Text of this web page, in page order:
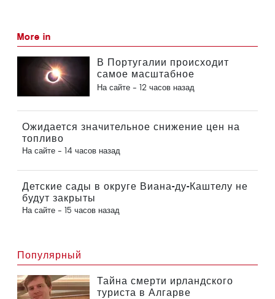
More in
В Португалии происходит
самое масштабное
солнечное затмение столетия
На сайте - 12 часов назад
Ожидается значительное снижение цен на
топливо
На сайте - 14 часов назад
Детские сады в округе Виана-ду-Каштелу не
будут закрыты
На сайте - 15 часов назад
Популярный
Тайна смерти ирландского
туриста в Алгарве